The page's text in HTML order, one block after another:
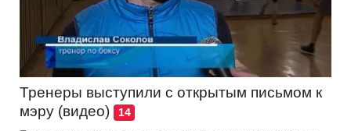
Тренеры выступили с открытым письмом к
мэру (видео)
14